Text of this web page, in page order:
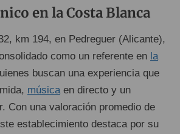
en la Costa Blanca
km 194, en Pedreguer (Alicante),
como un referente en la
buscan una experiencia que
músicaen directo y un
Con una valoración promedio de
establecimiento destaca por su